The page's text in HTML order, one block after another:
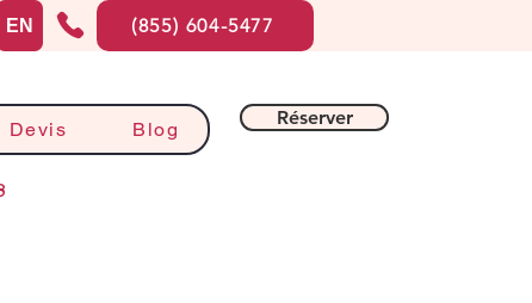
Devis Blog
Réserver
EN (855) 604-5477